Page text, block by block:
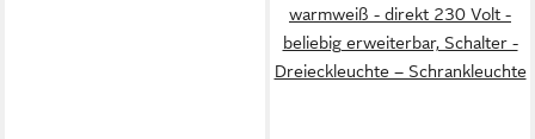
warmweiß - direkt 230 Volt -
beliebig erweiterbar, Schalter -
Dreieckleuchte – Schrankleuchte